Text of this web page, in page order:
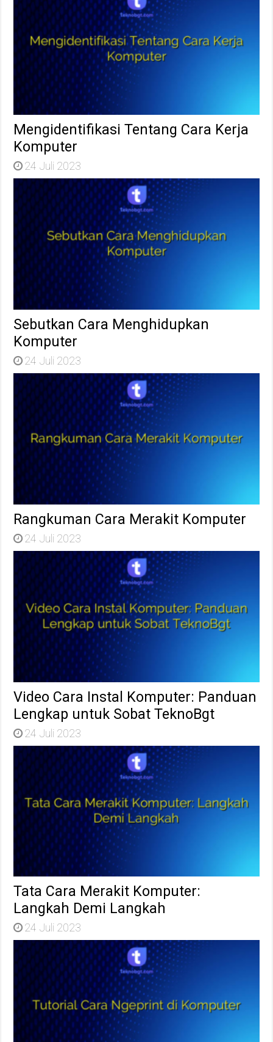
Mengidentifikasi Tentang Cara Kerja
Komputer
24 Juli 2023
Sebutkan Cara Menghidupkan
Komputer
24 Juli 2023
Rangkuman Cara Merakit Komputer
24 Juli 2023
Video Cara Instal Komputer: Panduan
Lengkap untuk Sobat TeknoBgt
24 Juli 2023
Tata Cara Merakit Komputer:
Langkah Demi Langkah
24 Juli 2023